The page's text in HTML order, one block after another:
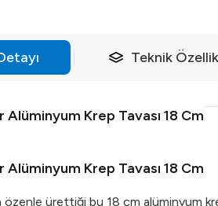
Teknik
Krep Tavası 18 Cm
Krep Tavası 18 Cm
ürettiği bu 18 cm alüminyum